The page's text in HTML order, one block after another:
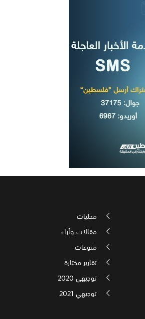
محليات
مقالات وآراء
منوعات
تقارير مختارة
توجيهي 2020
توجيهي 2021